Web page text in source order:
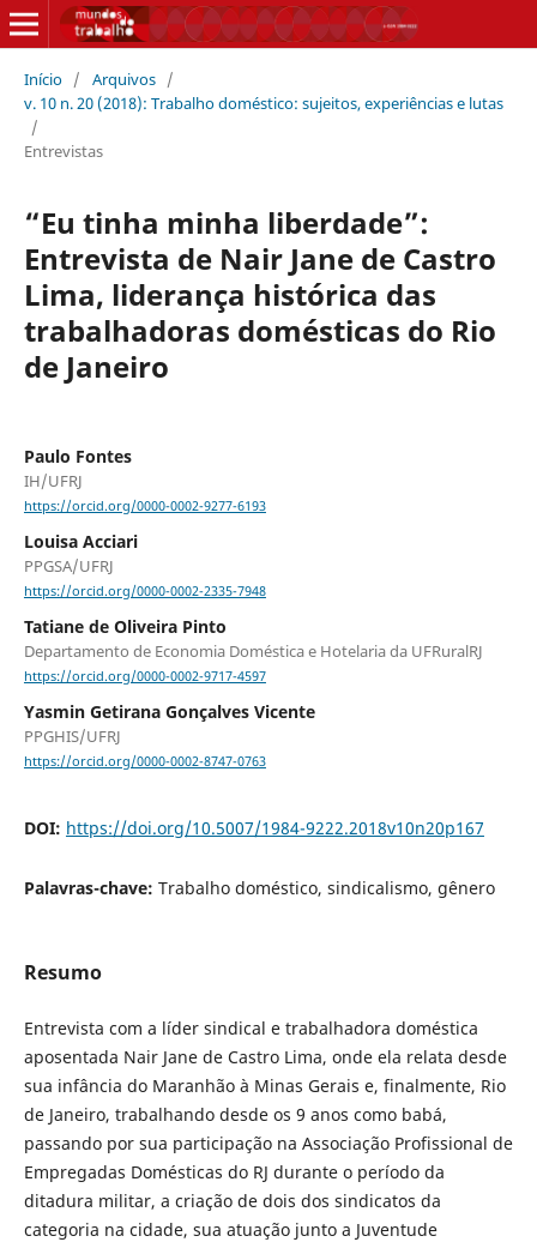
Início / Arquivos /
v. 10 n. 20 (2018): Trabalho doméstico: sujeitos, experiências e lutas
/
Entrevistas
“Eu tinha minha liberdade”:
Entrevista de Nair Jane de Castro
Lima, liderança histórica das
trabalhadoras domésticas do Rio
de Janeiro
Paulo Fontes
IH/UFRJ
https://orcid.org/0000-0002-9277-6193
Louisa Acciari
PPGSA/UFRJ
https://orcid.org/0000-0002-2335-7948
Tatiane de Oliveira Pinto
Departamento de Economia Doméstica e Hotelaria da UFRuralRJ
https://orcid.org/0000-0002-9717-4597
Yasmin Getirana Gonçalves Vicente
PPGHIS/UFRJ
https://orcid.org/0000-0002-8747-0763
DOI: https://doi.org/10.5007/1984-9222.2018v10n20p167
Palavras-chave: Trabalho doméstico, sindicalismo, gênero
Resumo
Entrevista com a líder sindical e trabalhadora doméstica
aposentada Nair Jane de Castro Lima, onde ela relata desde
sua infância do Maranhão à Minas Gerais e, finalmente, Rio
de Janeiro, trabalhando desde os 9 anos como babá,
passando por sua participação na Associação Profissional de
Empregadas Domésticas do RJ durante o período da
ditadura militar, a criação de dois dos sindicatos da
categoria na cidade, sua atuação junto a Juventude